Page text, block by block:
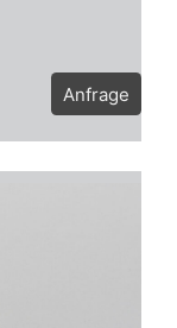
Anfrage